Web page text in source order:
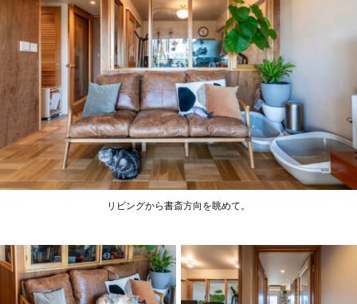
リビングから書斎方向を眺めて。